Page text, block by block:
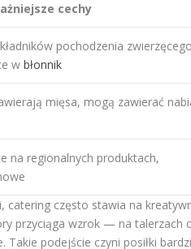
cechy
pochodzenia
w błonnik
mięsa, mogą zawierać
na regionalnych produktach,
catering często stawia na
przyciąga wzrok — na talerzach
Takie podejście czyni posiłki